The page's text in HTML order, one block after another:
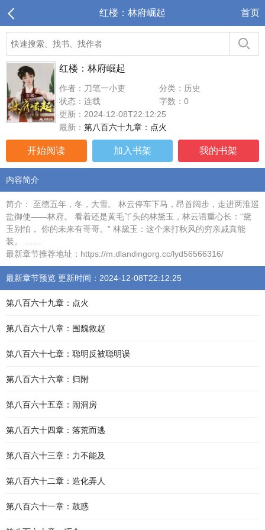
红楼：林府崛起 首页
红楼：林府崛起
作者：刀笔一小吏
分类：历史
状态：连载
字数：0
更新：2024-12-08T22:12:25
最新： 第八百六十九章：点火
开始阅读 加入书架 我的书架
内容简介
简介： 至德五年，冬，大雪。 林云停车下马，昂首阔步，走进两淮巡
盐御使——林府。 看着还是黄毛丫头的林黛玉，林云语重心长：“黛
玉别怕， 你的未来有哥哥。” 林黛玉：这个来打秋风的穷亲戚真能
装。 ……
最新章节推荐地址：https://m.dlandingorg.cc/lyd56566316/
最新章节预览 更新时间：2024-12-08T22:12:25
第八百六十九章：点火
第八百六十八章：围魏救赵
第八百六十七章：聪明反被聪明误
第八百六十六章：归附
第八百六十五章：闹洞房
第八百六十四章：落荒而逃
第八百六十三章：力不能及
第八百六十二章：造化弄人
第八百六十一章：鼓惑